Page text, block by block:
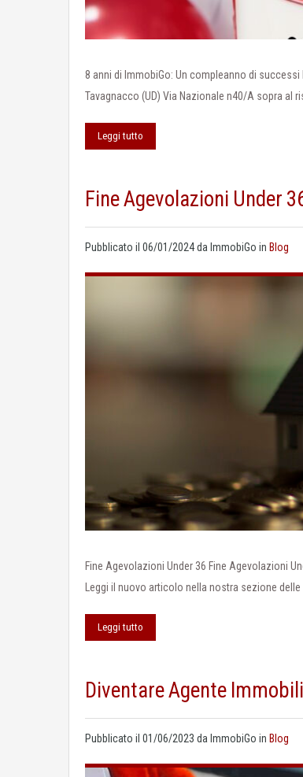
8 anni di ImmobiGo: Un compleanno di
Tavagnacco (UD) Via Nazionale n40/A sopra al
Leggi tutto
Fine Agevolazioni Under
Pubblicato il 06/01/2024da ImmobiGo in Blog
Fine Agevolazioni Under 36 Fine Agevolazioni
Leggi il nuovo articolo nella nostra sezione delle
Leggi tutto
Diventare Agente
Pubblicato il 01/06/2023 da ImmobiGo in Blog